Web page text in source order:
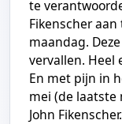
te
Fikenscher
maandag.
vervallen. Heel
En met pijn in
mei (de laatste
John Fikenscher.